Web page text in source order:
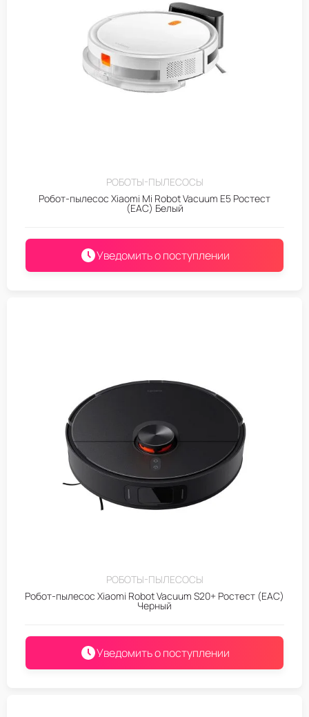
РОБОТЫ-ПЫЛЕСОСЫ
Робот-пылесос Xiaomi Mi Robot Vacuum E5 Ростест
(EAC) Белый
Уведомить о поступлении
РОБОТЫ-ПЫЛЕСОСЫ
Робот-пылесос Xiaomi Robot Vacuum S20+ Ростест (EAC)
Черный
Уведомить о поступлении